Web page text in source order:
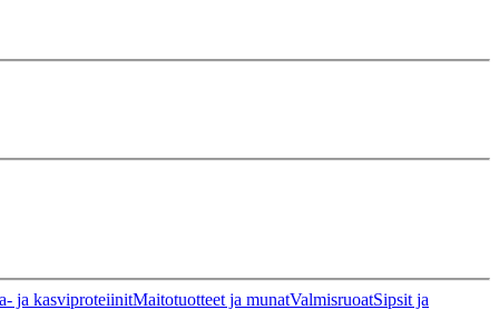
ja kasviproteiinitMaitotuotteet ja munatValmisruoatSipsit ja